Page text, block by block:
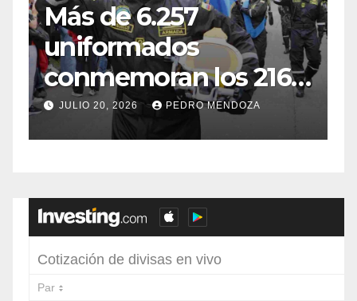
Más de 6.257
uniformados
conmemoran los 216
años de
Independencia en el
JULIO 20, 2026 PEDRO MENDOZA